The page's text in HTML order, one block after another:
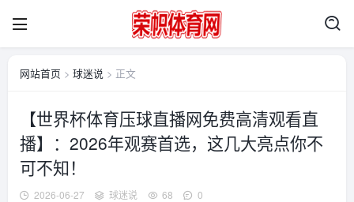
网站首页 > 球迷说 > 正文
【世界杯体育压球直播网免费高清观看直
播】：2026年观赛首选，这几大亮点你不
可不知！
2026-06-27 球迷说 68 0